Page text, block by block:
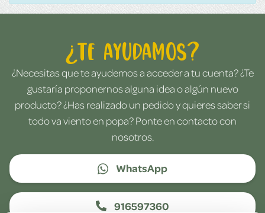
¿Te ayudamos?
¿Necesitas que te ayudemos a acceder a tu cuenta? ¿Te
gustaría proponernos alguna idea o algún nuevo
producto? ¿Has realizado un pedido y quieres saber si
todo va viento en popa? Ponte en contacto con
nosotros.
WhatsApp
916597360